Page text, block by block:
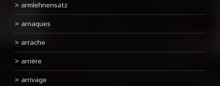
armlehnensatz
arnaques
arrache
arrière
arrivage